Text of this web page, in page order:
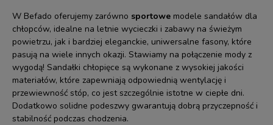
W Befado oferujemy zarówno sportowe modele sandałów dla
chłopców, idealne na letnie wycieczki i zabawy na świeżym
powietrzu, jak i bardziej eleganckie, uniwersalne fasony, które
pasują na wiele innych okazji. Stawiamy na połączenie mody z
wygodą! Sandałki chłopięce są wykonane z wysokiej jakości
materiałów, które zapewniają odpowiednią wentylację i
przewiewność stóp, co jest szczególnie istotne w ciepłe dni.
Dodatkowo solidne podeszwy gwarantują dobrą przyczepność i
stabilność podczas chodzenia.